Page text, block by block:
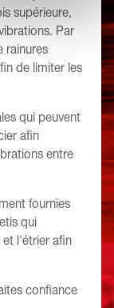
supérieure,
Par
rainures
de limiter les
qui peuvent
afin
entre
fournies
qui
et l'étrier afin
confiance